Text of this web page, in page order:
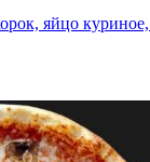
яйцо